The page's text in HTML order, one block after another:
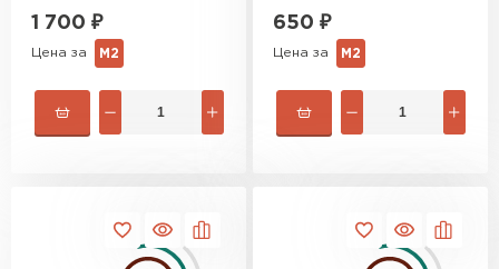
1 700 ₽
Цена за М2
650 ₽
Цена за М2